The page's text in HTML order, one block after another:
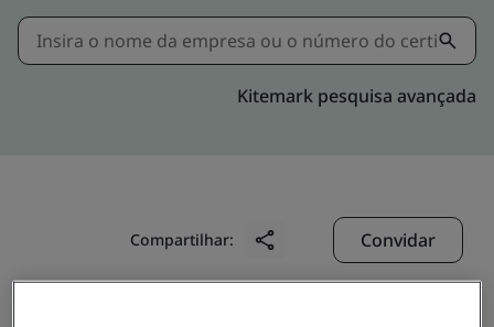
Kitemark pesquisa avançada
Compartilhar: Convidar